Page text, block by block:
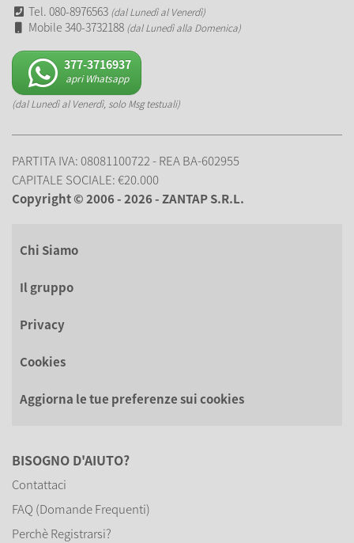
Tel. 080-8976563 (dal Lunedì al Venerdì)
Mobile 340-3732188 (dal Lunedì alla Domenica)
377-3716937
apri Whatsapp
(dal Lunedì al Venerdì, solo Msg testuali)
PARTITA IVA: 08081100722 - REA BA-602955
CAPITALE SOCIALE: €20.000
Copyright © 2006 - 2026 - ZANTAP S.R.L.
Chi Siamo
Il gruppo
Privacy
Cookies
Aggiorna le tue preferenze sui cookies
BISOGNO D'AIUTO?
Contattaci
FAQ (Domande Frequenti)
Perchè Registrarsi?